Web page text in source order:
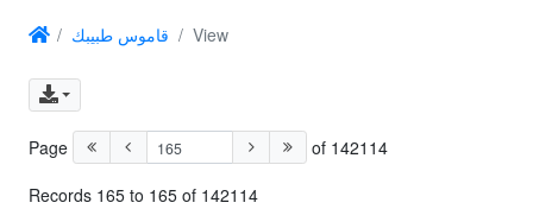
قاموس طبيبك View
Page of 142114
Records 165 to 165 of 142114